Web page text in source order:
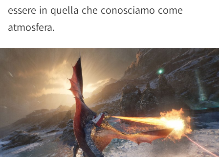
essere in quella che conosciamo come
atmosfera.